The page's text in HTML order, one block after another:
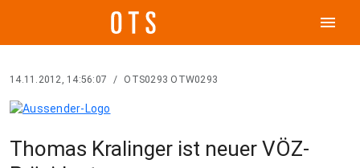
menu
14.11.2012, 14:56:07 / OTS0293 OTW0293
Thomas Kralinger ist neuer VÖZ-